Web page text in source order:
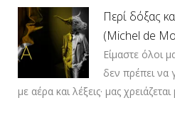
Περί δόξας
(Michel de
Είμαστε όλοι
δεν πρέπει να
με αέρα και λέξεις· μας χρειάζεται